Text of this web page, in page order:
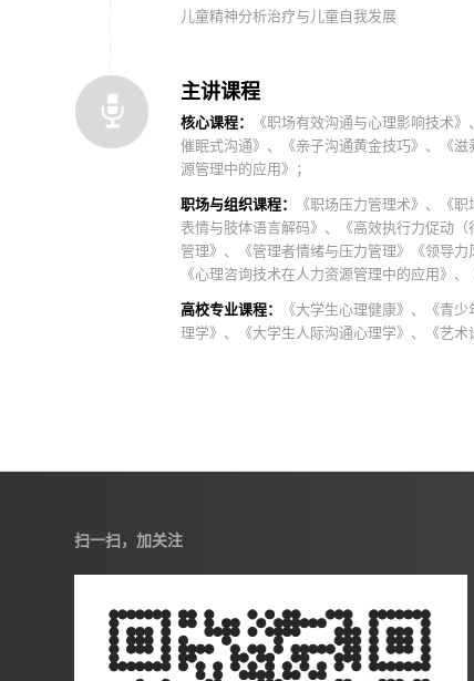
儿童精神分析治疗与儿童自
主讲课程
核心课程：
《职场有效沟通与心理影响技术
催眠式沟通》、《亲子沟通黄金技巧》、《
源管理中的应用》；
职场与组织课程：
《职场压力管理术》、《
表情与肢体语言解码》、《高效执行力促动
管理》、《管理者情绪与压力管理》《领导
《心理咨询技术在人力资源管理中的应用》
高校专业课程：
《大学生心理健康》、《青
理学》、《大学生人际沟通心理学》、《艺术
扫一扫，加关注